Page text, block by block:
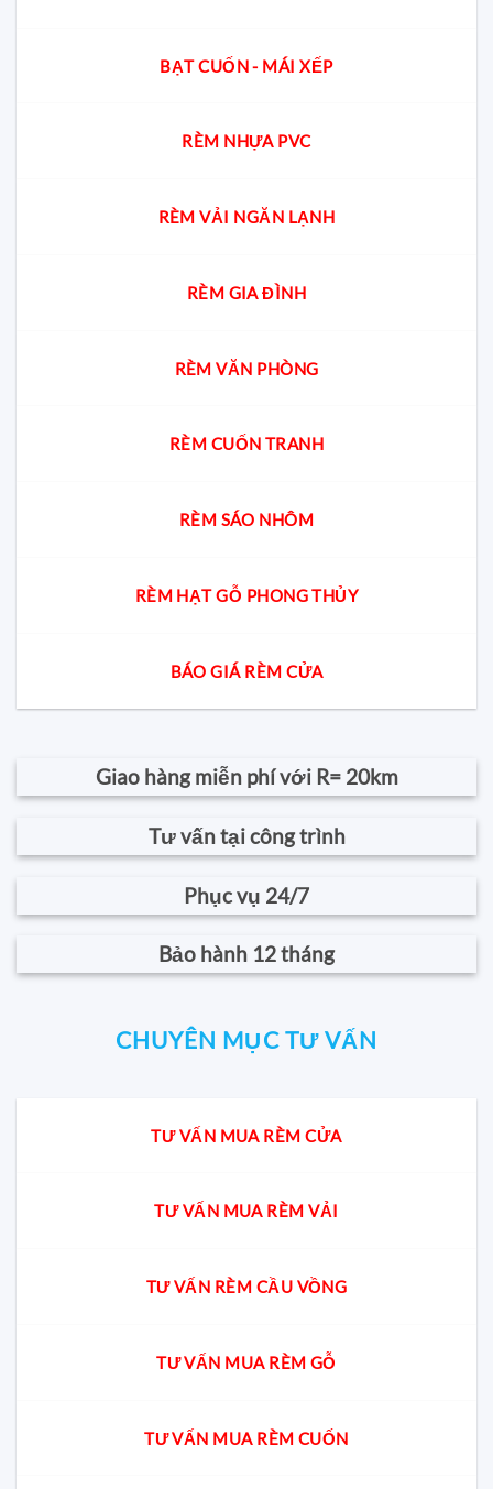
BẠT CUỐN - MÁI XẾP
RÈM NHỰA PVC
RÈM VẢI NGĂN LẠNH
RÈM GIA ĐÌNH
RÈM VĂN PHÒNG
RÈM CUỐN TRANH
RÈM SÁO NHÔM
RÈM HẠT GỖ PHONG THỦY
BÁO GIÁ RÈM CỬA
Giao hàng miễn phí với R= 20km
Tư vấn tại công trình
Phục vụ 24/7
Bảo hành 12 tháng
CHUYÊN MỤC TƯ VẤN
TƯ VẤN MUA RÈM CỬA
TƯ VẤN MUA RÈM VẢI
TƯ VẤN RÈM CẦU VỒNG
TƯ VẤN MUA RÈM GỖ
TƯ VẤN MUA RÈM CUỐN